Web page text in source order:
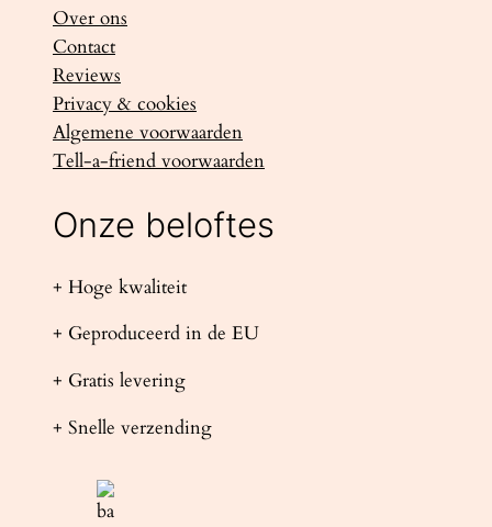
Over ons
Contact
Reviews
Privacy & cookies
Algemene voorwaarden
Tell-a-friend voorwaarden
Onze beloftes
+ Hoge kwaliteit
+ Geproduceerd in de EU
+ Gratis levering
+ Snelle verzending